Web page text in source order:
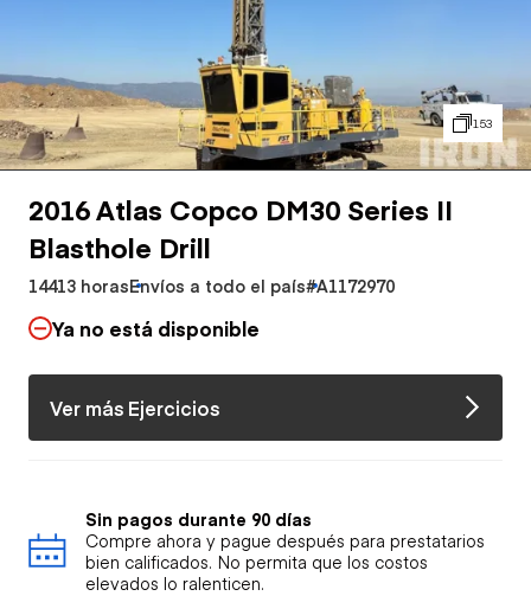
153
2016 Atlas Copco DM30 Series II
Blasthole Drill
14413 horasEnvíos a todo el país#A1172970
Ya no está disponible
Ver más Ejercicios
Sin pagos durante 90 días
Compre ahora y pague después para prestatarios
bien calificados. No permita que los costos
elevados lo ralenticen.